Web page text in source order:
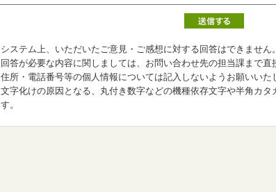
システム上、いただいたご意見・ご感想に対する回答はできません
回答が必要な内容に関しましては、お問い合わせ先の担当課まで直
住所・電話番号等の個人情報については記入しないようお願いいた
文字化けの原因となる、丸付き数字などの機種依存文字や半角カ
す。